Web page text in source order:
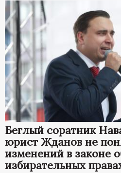
й
п
о
р
т
а
л
Беглый соратник
юрист Жданов не
изменений в законе
избирательных